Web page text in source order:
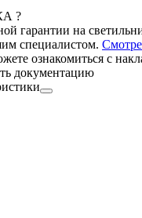
?
гарантии на
специалистом.
ознакомиться с
документацию